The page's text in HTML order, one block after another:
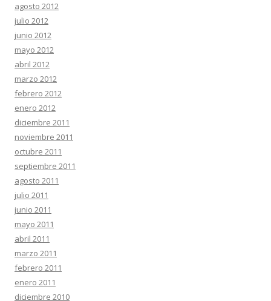
agosto 2012
julio 2012
junio 2012
mayo 2012
abril 2012
marzo 2012
febrero 2012
enero 2012
diciembre 2011
noviembre 2011
octubre 2011
septiembre 2011
agosto 2011
julio 2011
junio 2011
mayo 2011
abril 2011
marzo 2011
febrero 2011
enero 2011
diciembre 2010